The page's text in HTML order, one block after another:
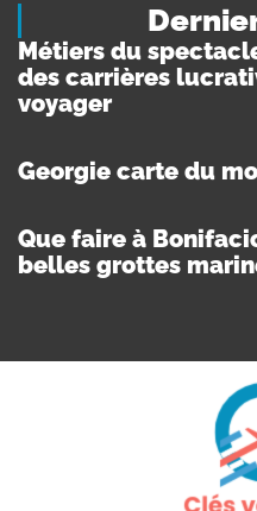
Métiers du
des carrières
voyager
Georgie carte du
Que faire à
belles grottes